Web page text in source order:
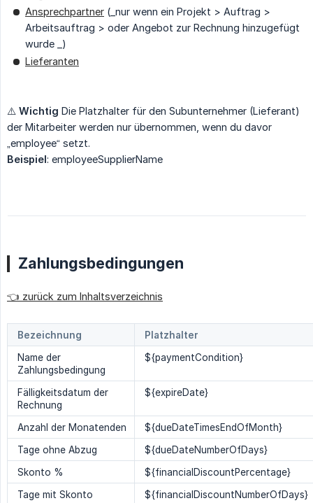
Ansprechpartner (_nur wenn ein Projekt > Auftrag >
Arbeitsauftrag > oder Angebot zur Rechnung hinzugefügt
wurde _)
Lieferanten
⚠️ Wichtig Die Platzhalter für den Subunternehmer (Lieferant)
der Mitarbeiter werden nur übernommen, wenn du davor
„employee“ setzt.
Beispiel: employeeSupplierName
Zahlungsbedingungen
👈 zurück zum Inhaltsverzeichnis
Bezeichnung
Platzhalter
Name der
Zahlungsbedingung
${paymentCondition}
Fälligkeitsdatum der
Rechnung
${expireDate}
Anzahl der Monatenden
${dueDateTimesEndOfMonth}
Tage ohne Abzug
${dueDateNumberOfDays}
Skonto %
${financialDiscountPercentage}
Tage mit Skonto
${financialDiscountNumberOfDays}